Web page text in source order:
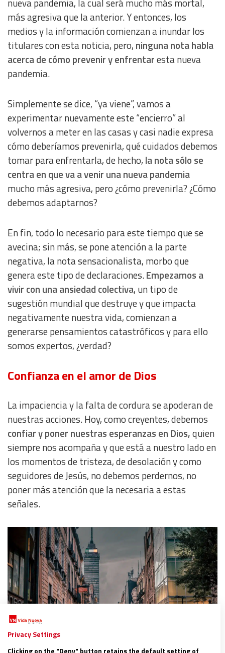
nueva pandemia, la cual será mucho más mortal,
más agresiva que la anterior. Y entonces, los
medios y la información comienzan a inundar los
titulares con esta noticia, pero, ninguna nota habla
acerca de cómo prevenir y enfrentaresta nueva
pandemia.
Simplemente se dice, “ya viene”, vamos a
experimentar nuevamente este “encierro” al
volvernos a meter en las casas y casi nadie expresa
cómo deberíamos prevenirla, qué cuidados debemos
tomar para enfrentarla, de hecho, la nota sólo se
centra en que va a venir una nueva pandemia
mucho más agresiva, pero ¿cómo prevenirla? ¿Cómo
debemos adaptarnos?
En fin, todo lo necesario para este tiempo que se
avecina; sin más, se pone atención a la parte
negativa, la nota sensacionalista, morbo que
genera este tipo de declaraciones.Empezamos a
vivir con una ansiedad colectiva, un tipo de
sugestión mundial que destruye y que impacta
negativamente nuestra vida, comienzan a
generarse pensamientos catastróficos y para ello
somos expertos, ¿verdad?
Confianza en el amor de Dios
La impaciencia y la falta de cordura se apoderan de
nuestras acciones. Hoy, como creyentes, debemos
confiar y poner nuestras esperanzas en Dios,quien
siempre nos acompaña y que está a nuestro lado en
los momentos de tristeza, de desolación y como
seguidores de Jesús, no debemos perdernos, no
poner más atención que la necesaria a estas
señales.
Privacy Settings
Clicking on the "Deny" button retains the default setting of